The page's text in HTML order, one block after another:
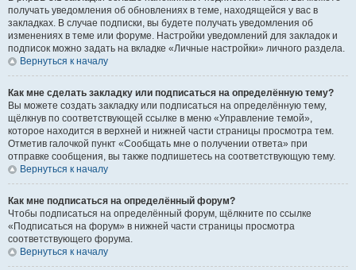
получать уведомления об обновлениях в теме, находящейся у вас в
закладках. В случае подписки, вы будете получать уведомления об
изменениях в теме или форуме. Настройки уведомлений для закладок и
подписок можно задать на вкладке «Личные настройки» личного раздела.
Вернуться к началу
Как мне сделать закладку или подписаться на определённую тему?
Вы можете создать закладку или подписаться на определённую тему,
щёлкнув по соответствующей ссылке в меню «Управление темой»,
которое находится в верхней и нижней части страницы просмотра тем.
Отметив галочкой пункт «Сообщать мне о получении ответа» при
отправке сообщения, вы также подпишетесь на соответствующую тему.
Вернуться к началу
Как мне подписаться на определённый форум?
Чтобы подписаться на определённый форум, щёлкните по ссылке
«Подписаться на форум» в нижней части страницы просмотра
соответствующего форума.
Вернуться к началу